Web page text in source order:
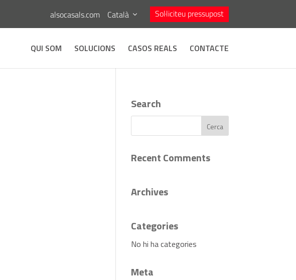
alsocasals.com Sol·liciteu pressupost
Català
QUI SOM SOLUCIONS CASOS REALS CONTACTE
Search
Recent Comments
Archives
Categories
No hi ha categories
Meta